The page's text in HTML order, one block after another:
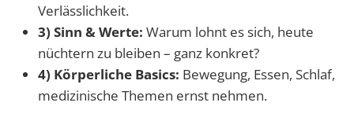
Verlässlichkeit.
3) Sinn & Werte: Warum lohnt es sich, heute
nüchtern zu bleiben – ganz konkret?
4) Körperliche Basics: Bewegung, Essen, Schlaf,
medizinische Themen ernst nehmen.